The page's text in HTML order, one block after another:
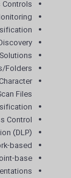
Folders
Files
Control
(DLP)
based
base